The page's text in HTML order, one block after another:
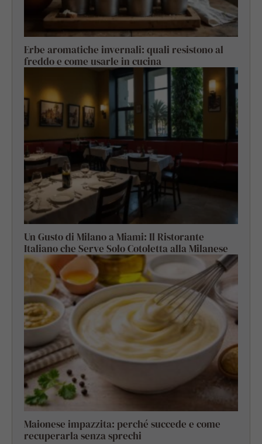
Erbe aromatiche invernali: quali resistono al
freddo e come usarle in cucina
Un Gusto di Milano a Miami: Il Ristorante
Italiano che Serve Solo Cotoletta alla Milanese
Maionese impazzita: perché succede e come
recuperarla senza sprechi